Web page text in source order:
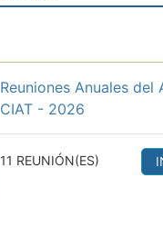
Reuniones Anuales del
CIAT - 2026
11 REUNIÓN(ES)